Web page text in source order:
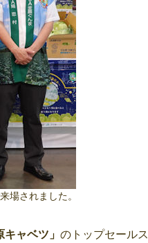
場されました。
キャベツ」 のトップセールス